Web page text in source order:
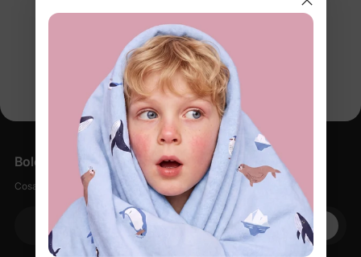
Boletín informativo
Cosas suaves, pequeños descuentos, cero spam.
Su correo electrónico